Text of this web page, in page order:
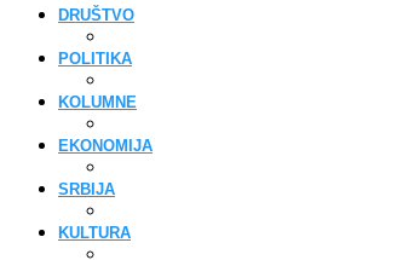
DRUŠTVO
POLITIKA
KOLUMNE
EKONOMIJA
SRBIJA
KULTURA